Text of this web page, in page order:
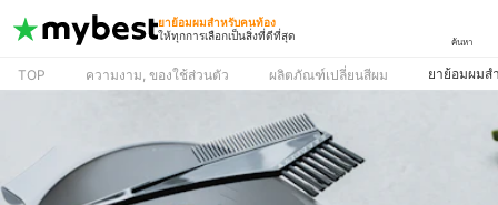
ยาย้อมผมสำหรับคนท้อง
ให้ทุกการเลือกเป็นสิ่งที่ดีที่สุด
ค้นหา
TOP ความงาม, ของใช้ส่วนตัว ผลิตภัณฑ์เปลี่ยนสีผม ยาย้อมผมส